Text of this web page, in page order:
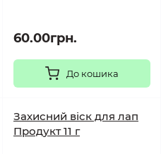
60.00грн.
До кошика
Захисний віск для лап
Продукт 11 г